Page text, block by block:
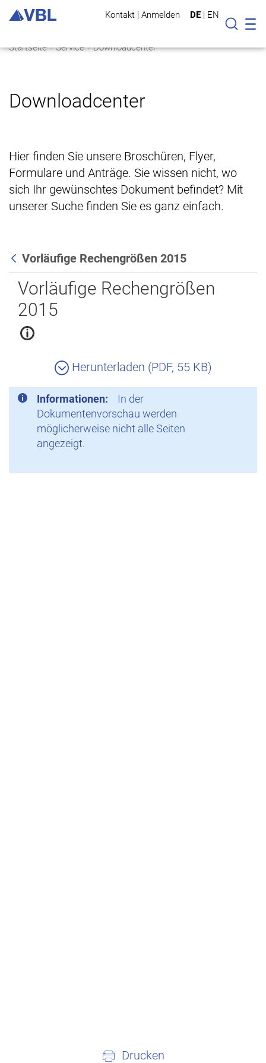
Kontakt | Anmelden DE | EN
Suche
Startseite Service Downloadcenter
Downloadcenter
Hier finden Sie unsere Broschüren, Flyer,
Formulare und Anträge. Sie wissen nicht, wo
sich Ihr gewünschtes Dokument befindet? Mit
unserer Suche finden Sie es ganz einfach.
Zurück
Vorläufige Rechengrößen 2015
Vorläufige Rechengrößen
2015
Herunterladen (PDF, 55 KB)
Informationen:
In der
Dokumentenvorschau werden
möglicherweise nicht alle Seiten
angezeigt.
Drucken